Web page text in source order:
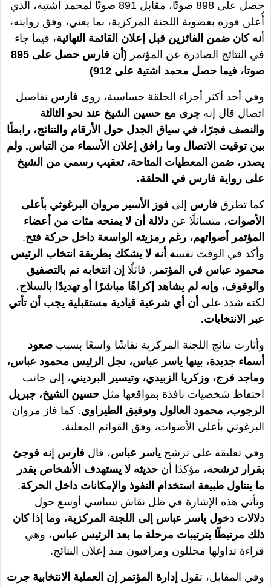
حصل على 898 صوتًا، مقابل 891 صوتًا لمحمد اشتية، الذي
أُعلن فوزه بعضوية اللجنة المركزية، بما يعني، وفق روايته،
أنه كان ضمن الفائزين قبل إعلان القائمة النهائية، فيما جاء
في النتائج الصادرة عن المؤتمر
(أن فارس حصل على 895
صوتا، فيما حصل محمد اشتية على 912)
وفي أحد أكثر أجزاء الحلقة حساسية، روى فارس تفاصيل
اتصال قال إنه جرى مع حسين الشيخ عند نحو الثالثة
والنصف فجرًا، في سياق الجدل حول الأرقام والنتائج، رابطًا
بين توقيت الاتصال وما رافق إعلان الأسماء من التباس. ولم
يصدر، ضمن المعطيات المتاحة، تعقيب رسمي من الشيخ
على رواية فارس في الحلقة.
كما تطرق فارس إلى فوز الأسير مروان البرغوثي بأعلى
الأصوات، متسائلًا عن دلالة أن لا يمنحه مئات من أعضاء
المؤتمر أصواتهم، رغم رمزيته الواسعة داخل حركة فتح.
وأكد في الوقت نفسه أنه لا يشكك بطريقة انتخاب الرئيس
محمود عباس في المؤتمر ، قائلًا إن انتخابه تم بالتصفيق
والوقوف، وإنه لم يشاهد إكراهًا مباشرًا أو تهديدًا بالسلاح،
لكنه شدد على أن أي شرعية قيادية مستقبلية يجب أن تأتي
عبر الانتخابات.
وأثارت نتائج اللجنة المركزية نقاشًا واسعًا بسبب صعود
أسماء جديدة، بينها ياسر عباس، نجل الرئيس محمود عباس،
وماجد فرج، وزكريا الزبيدي، وتيسير البرديني، إلى جانب
احتفاظ شخصيات نافذة بمواقعها مثل حسين الشيخ، جبريل
الرجوب، محمود العالول وتوفيق الطيراوي. كما فاز مروان
البرغوثي بأعلى الأصوات، وفق القوائم المعلنة.
وفي تعليقه على ترشح ياسر عباس، قال فارس إنه فوجئ
بقرار ترشحه، مؤكدًا أن حديثه لا يستهدف الأشخاص بقدر
ما يتناول طبيعة استخدام النفوذ والإمكانات داخل الحركة.
وتأتي هذه الإشارة في ظل نقاش سياسي أوسع حول
دلالات دخول ياسر عباس إلى اللجنة المركزية، وما إذا كان
ذلك مرتبطًا بترتيبات مرحلة ما بعد الرئيس عباس، وهي
قراءة تداولها محللون ومراقبون منذ إعلان النتائج.
وفي المقابل، تقول إدارة المؤتمر إن العملية الانتخابية جرت